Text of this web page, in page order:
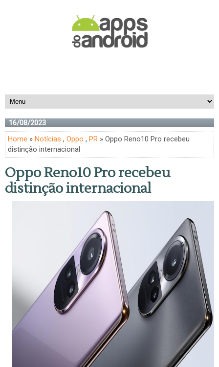
16/08/2023
Home » Notícias , Oppo , PR » Oppo Reno10 Pro recebeu
distinção internacional
Oppo Reno10 Pro recebeu
distinção internacional